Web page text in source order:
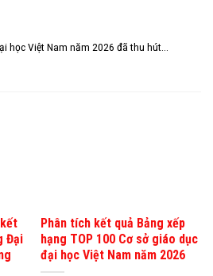
học Việt Nam năm 2026 đã thu hút...
Đại
Phân tích kết quả Bảng xếp
hạng TOP 100 Cơ sở giáo dục
đại học Việt Nam năm 2026